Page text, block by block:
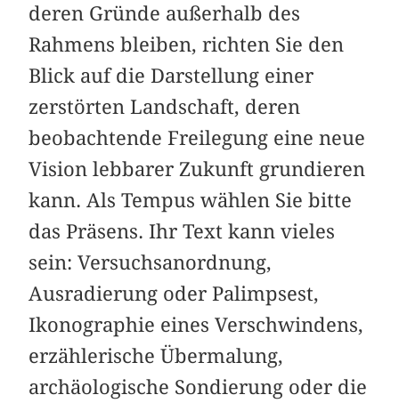
deren Gründe außerhalb des
Rahmens bleiben, richten Sie den
Blick auf die Darstellung einer
zerstörten Landschaft, deren
beobachtende Freilegung eine neue
Vision lebbarer Zukunft grundieren
kann. Als Tempus wählen Sie bitte
das Präsens. Ihr Text kann vieles
sein: Versuchs­anordnung,
Ausradierung oder Palimpsest,
Ikonographie eines Verschwindens,
erzählerische Übermalung,
archäologische Sondierung oder die